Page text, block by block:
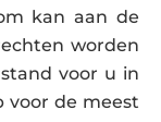
kan aan de
worden
voor u in
voor de meest